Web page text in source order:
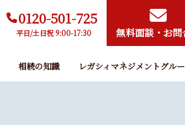
0120-501-725
平日/土日祝 9:00-17:30 無料面談・お問
相続の知識 レガシィマネジメントグル